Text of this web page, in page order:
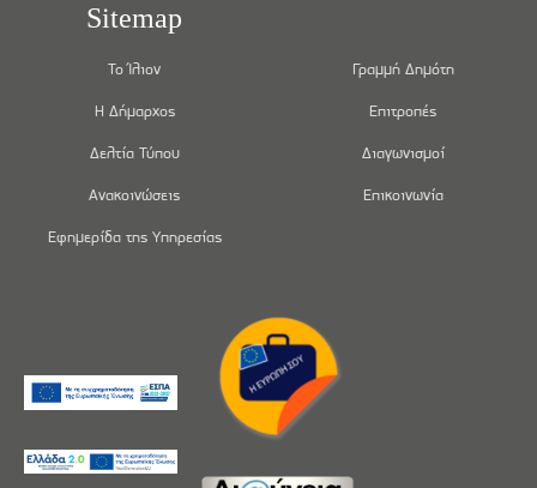
Sitemap
Το Ίλιον
Η Δήμαρχος
Δελτία Τύπου
Ανακοινώσεις
Εφημερίδα της Υπηρεσίας
Γραμμή Δημότη
Επιτροπές
Διαγωνισμοί
Επικοινωνία